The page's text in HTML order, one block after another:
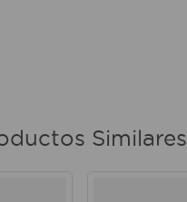
Similares